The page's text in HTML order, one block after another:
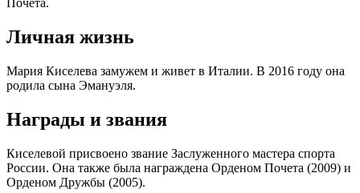
Почета.
Личная жизнь
Мария Киселева замужем и живет в Италии. В 2016 году она
родила сына Эмануэля.
Награды и звания
Киселевой присвоено звание Заслуженного мастера спорта
России. Она также была награждена Орденом Почета (2009) и
Орденом Дружбы (2005).